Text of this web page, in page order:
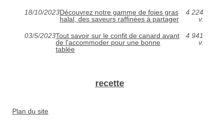
18/10/2023Découvrez notre gamme de foies gras
halal, des saveurs raffinées à partager
4 224
v.
03/5/2023Tout savoir sur le confit de canard avant
de l'accommoder pour une bonne
tablée
4 941
v.
recette
Plan du site